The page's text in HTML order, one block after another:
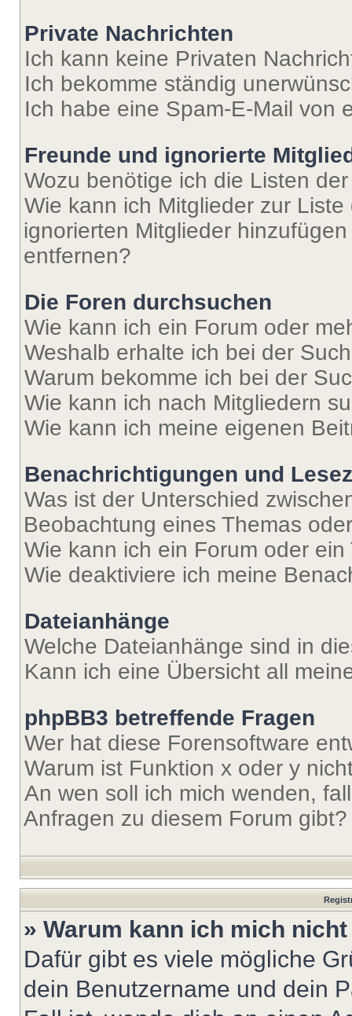
Private Nachrichten
Ich kann keine Privaten
Ich bekomme ständig
Ich habe eine Spam-E-Mail von
Freunde und ignorierte
Wozu benötige ich die Listen
Wie kann ich Mitglieder zur
ignorierten Mitglieder
entfernen?
Die Foren durchsuchen
Wie kann ich ein Forum oder
Weshalb erhalte ich bei der
Warum bekomme ich bei der
Wie kann ich nach Mitgliedern
Wie kann ich meine eigenen
Benachrichtigungen und
Was ist der Unterschied
Beobachtung eines Themas
Wie kann ich ein Forum oder
Wie deaktiviere ich meine
Dateianhänge
Welche Dateianhänge sind in
Kann ich eine Übersicht all
phpBB3 betreffende Fragen
Wer hat diese Forensoftware
Warum ist Funktion x oder y
An wen soll ich mich wenden,
Anfragen zu diesem Forum gibt?
» Warum kann ich mich
Dafür gibt es viele mögliche
dein Benutzername und dein